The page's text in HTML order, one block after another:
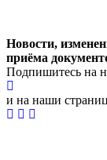
Новости,
приёма
Подпишитесь на
и на наши